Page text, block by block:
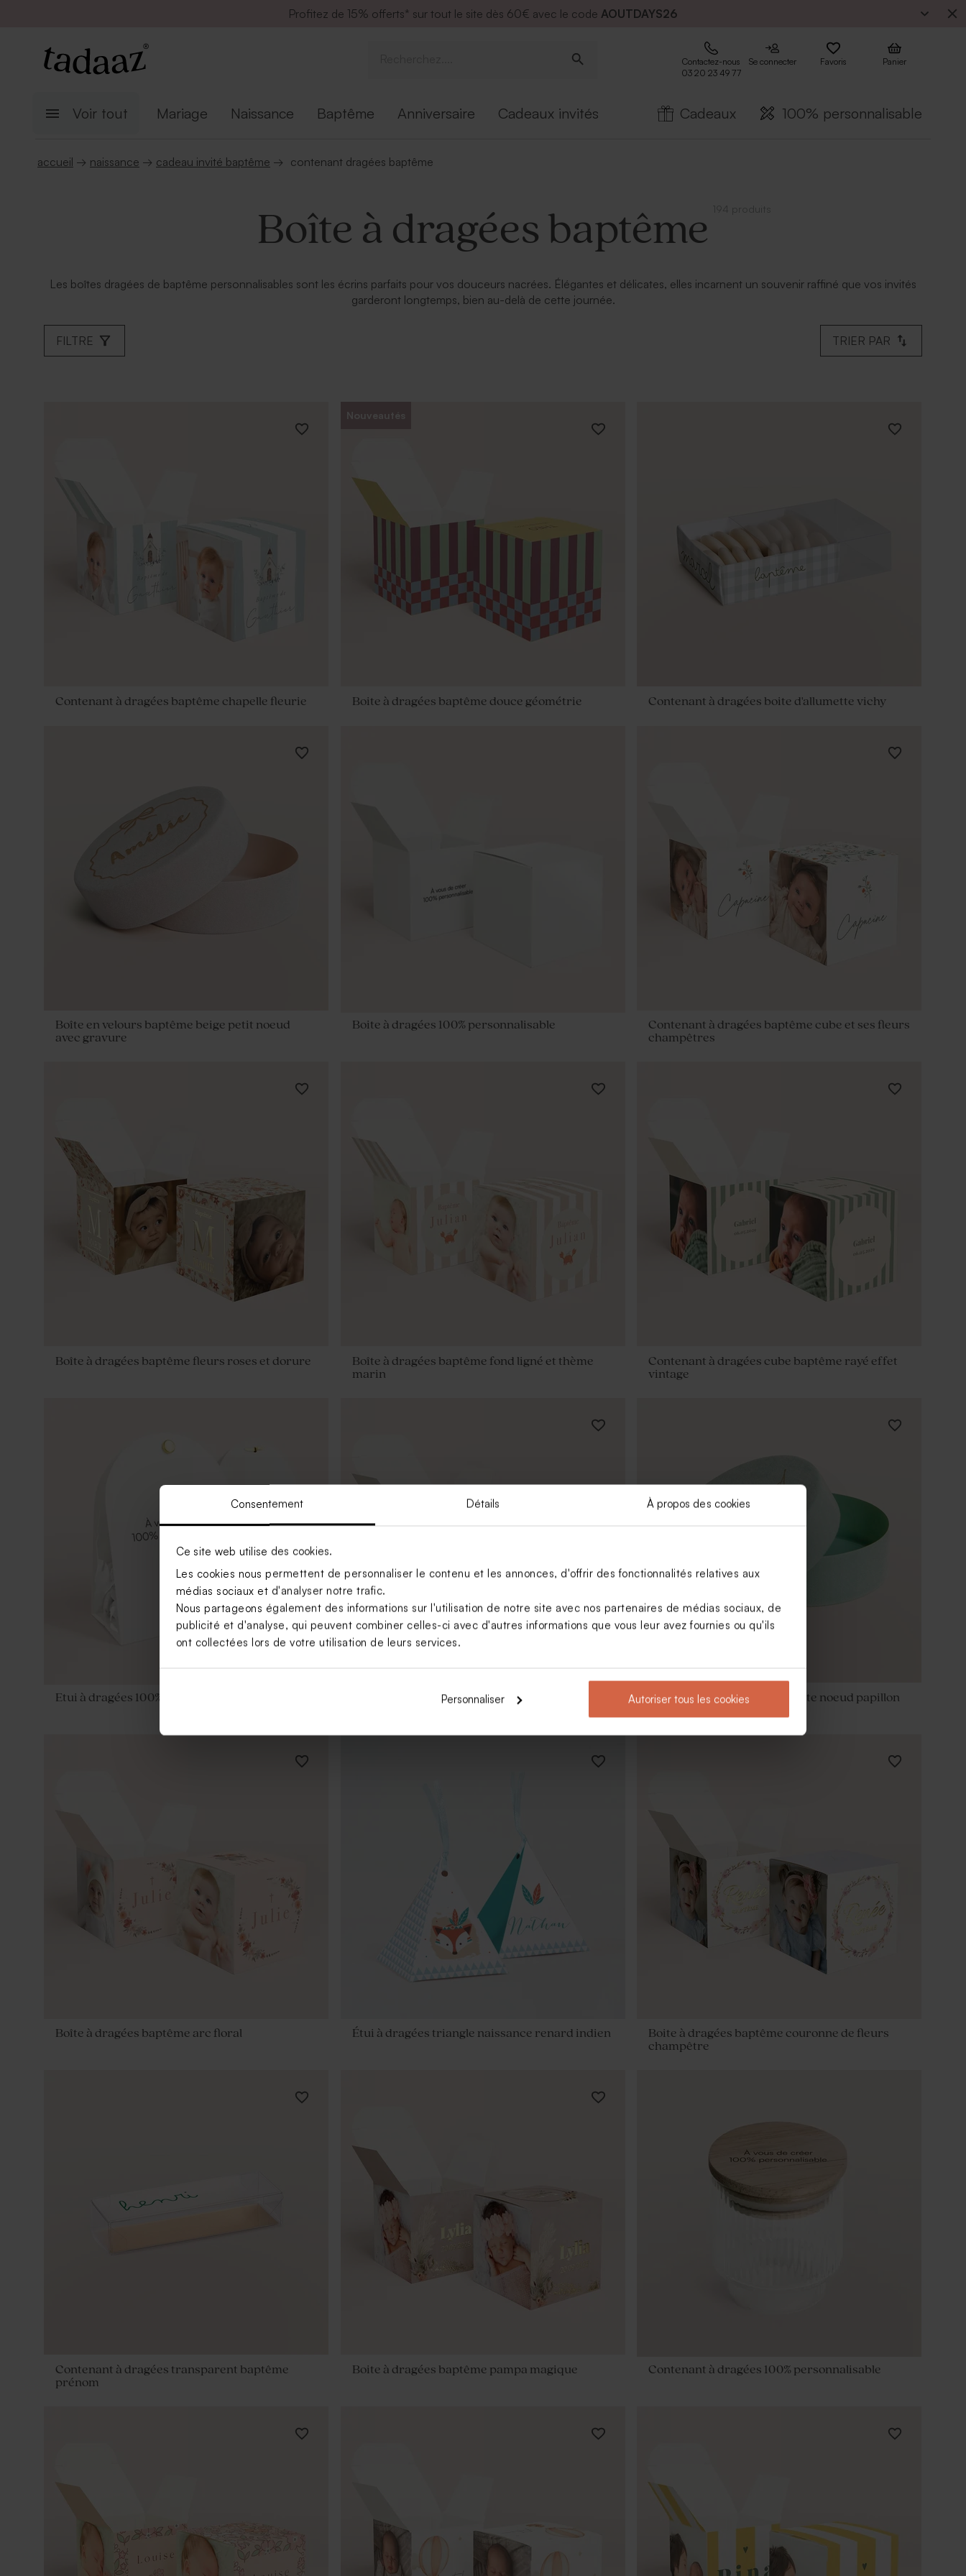
Consentement Détails À propos des cookies
Ce site web utilise des cookies.
Les cookies nous permettent de personnaliser le contenu et les annonces, d'offrir des fonctionnalités relatives aux
médias sociaux et d'analyser notre trafic.
Nous partageons également des informations sur l'utilisation de notre site avec nos partenaires de médias sociaux, de
publicité et d'analyse, qui peuvent combiner celles-ci avec d'autres informations que vous leur avez fournies ou qu'ils
ont collectées lors de votre utilisation de leurs services.
Personnaliser Autoriser tous les cookies
Profitez de 15% offerts* sur tout le site dès 60€ avec le code AOUTDAYS26
Contactez-nous
03 20 23 49 77
Se connecter Favoris Panier
Voir tout Mariage Naissance Baptême Anniversaire Cadeaux invités Cadeaux 100% personnalisable
accueil → naissance → cadeau invité baptême → contenant dragées baptême
Boîte à dragées baptême
Les boîtes dragées de baptême personnalisables sont les écrins parfaits pour vos douceurs nacrées. Élégantes et délicates, elles incarnent un souvenir raffiné que vos invités
garderont longtemps, bien au-delà de cette journée.
FILTRE TRIER PAR
Boite à dragées 100% personnalisable
Etui à dragées 100% personnalisable
Contenant à dragées 100% personnalisable
Contenant à dragées baptême chapelle fleurie
Nouveautés
Boite à dragées baptême douce géométrie Contenant à dragées boite d'allumette vichy
Boîte en velours baptême beige petit noeud
avec gravure
Contenant à dragées baptême cube et ses fleurs
champêtres
Boîte à dragées baptême fleurs roses et dorure
Boîte à dragées baptême fond ligné et thème
marin
Contenant à dragées cube baptême rayé effet
vintage
Boîte à dragées baptême couronne de fleurs
Boîte en velours baptême verte noeud papillon
Boîte à dragées baptême arc floral Étui à dragées triangle naissance renard indien
Boite à dragées baptême couronne de fleurs
champêtre
Contenant à dragées transparent baptême
prénom
Boite à dragées baptême pampa magique